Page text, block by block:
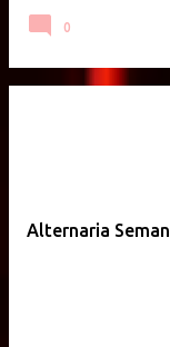
0
Alternaria